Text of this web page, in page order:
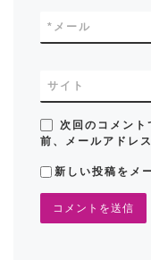
メール
*
サイト
次回のコメント
前、メールアドレ
新しい投稿をメ